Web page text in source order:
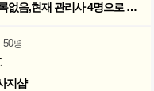
85평, 각방 샤워장, 단속기록없음,현재 관리사 4명으로 성업중
50평
지샵